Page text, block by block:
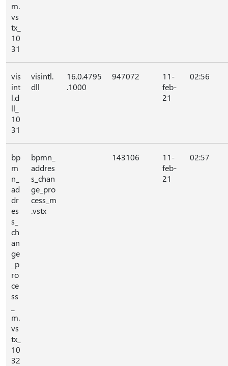
m.
vs
tx_
10
31
vis
int
l.d
ll_
10
31
visintl.
dll
16.0.4795
.1000
947072
11-
feb-
21
02:56
bp
m
n_
ad
dr
es
s_
ch
an
ge
_p
ro
ce
ss
m.
vs
tx_
10
32
bpmn_
addres
s_chan
ge_pro
cess_m
.vstx
143106
11-
feb-
21
02:57